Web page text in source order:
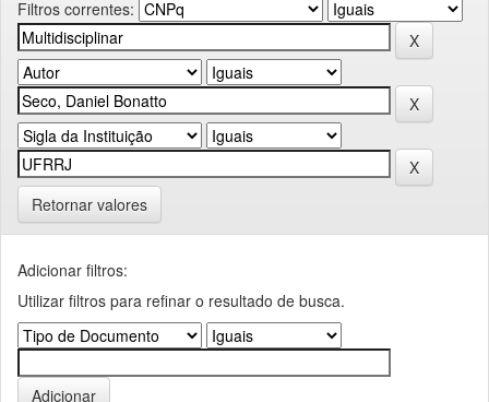
Filtros correntes:
Retornar valores
Adicionar filtros:
Utilizar filtros para refinar o resultado de busca.